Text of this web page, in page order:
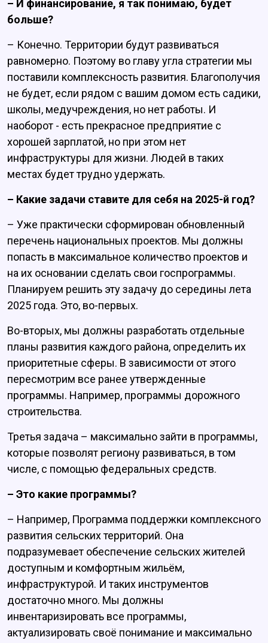
– И финансирование, я так понимаю, будет
больше?
– Конечно. Территории будут развиваться
равномерно. Поэтому во главу угла стратегии мы
поставили комплексность развития. Благополучия
не будет, если рядом с вашим домом есть садики,
школы, медучреждения, но нет работы. И
наоборот - есть прекрасное предприятие с
хорошей зарплатой, но при этом нет
инфраструктуры для жизни. Людей в таких
местах будет трудно удержать.
– Какие задачи ставите для себя на 2025-й год?
– Уже практически сформирован обновленный
перечень национальных проектов. Мы должны
попасть в максимальное количество проектов и
на их основании сделать свои госпрограммы.
Планируем решить эту задачу до середины лета
2025 года. Это, во-первых.
Во-вторых, мы должны разработать отдельные
планы развития каждого района, определить их
приоритетные сферы. В зависимости от этого
пересмотрим все ранее утвержденные
программы. Например, программы дорожного
строительства.
Третья задача – максимально зайти в программы,
которые позволят региону развиваться, в том
числе, с помощью федеральных средств.
– Это какие программы?
– Например, Программа поддержки комплексного
развития сельских территорий. Она
подразумевает обеспечение сельских жителей
доступным и комфортным жильём,
инфраструктурой. И таких инструментов
достаточно много. Мы должны
инвентаризировать все программы,
актуализировать своё понимание и максимально